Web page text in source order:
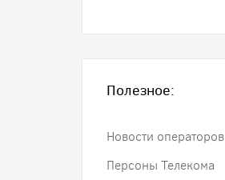
Полезное:
Новости операторов
Персоны Телекома